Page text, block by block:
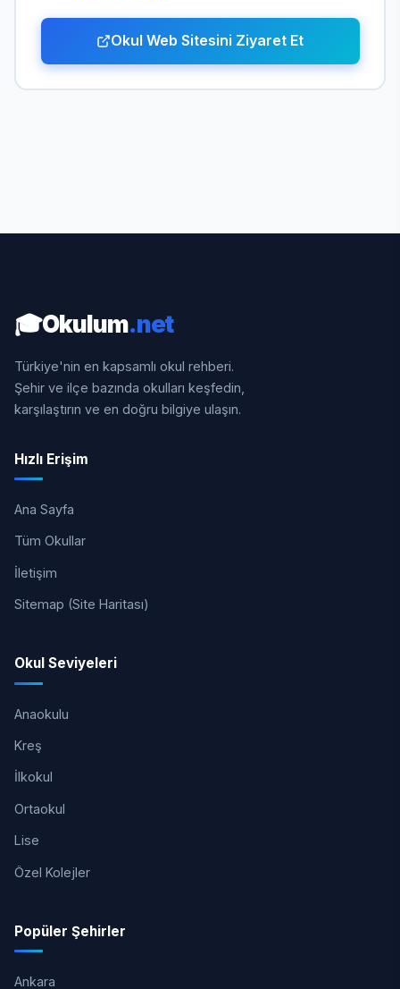
Okul Web Sitesini Ziyaret Et
🎓Okulum.net
Türkiye'nin en kapsamlı okul rehberi.
Şehir ve ilçe bazında okulları keşfedin,
karşılaştırın ve en doğru bilgiye ulaşın.
Hızlı Erişim
Ana Sayfa
Tüm Okullar
İletişim
Sitemap (Site Haritası)
Okul Seviyeleri
Anaokulu
Kreş
İlkokul
Ortaokul
Lise
Özel Kolejler
Popüler Şehirler
Ankara